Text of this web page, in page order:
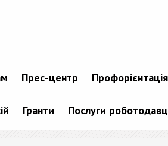
Прес-центр Профорієнтація
Гранти Послуги